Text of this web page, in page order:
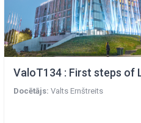
Docētājs: Valts Ernštreits